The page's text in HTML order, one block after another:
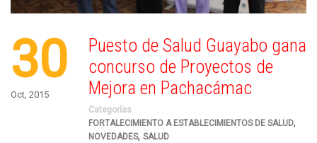
30
Oct, 2015
Puesto de Salud Guayabo gana
concurso de Proyectos de
Mejora en Pachacámac
Categorías
FORTALECIMIENTO A ESTABLECIMIENTOS DE SALUD,
NOVEDADES, SALUD